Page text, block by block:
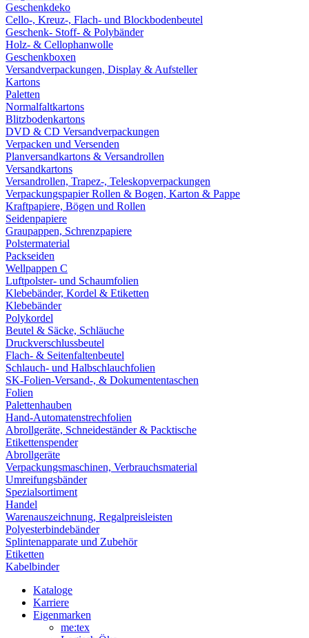
Geschenkdeko
Cello-, Kreuz-, Flach- und Blockbodenbeutel
Geschenk- Stoff- & Polybänder
Holz- & Cellophanwolle
Geschenkboxen
Versandverpackungen, Display & Aufsteller
Kartons
Paletten
Normalfaltkartons
Blitzbodenkartons
DVD & CD Versandverpackungen
Verpacken und Versenden
Planversandkartons & Versandrollen
Versandkartons
Versandrollen, Trapez-, Teleskopverpackungen
Verpackungspapier Rollen & Bogen, Karton & Pappe
Kraftpapiere, Bögen und Rollen
Seidenpapiere
Graupappen, Schrenzpapiere
Polstermaterial
Packseiden
Wellpappen C
Luftpolster- und Schaumfolien
Klebebänder, Kordel & Etiketten
Klebebänder
Polykordel
Beutel & Säcke, Schläuche
Druckverschlussbeutel
Flach- & Seitenfaltenbeutel
Schlauch- und Halbschlauchfolien
SK-Folien-Versand-, & Dokumententaschen
Folien
Palettenhauben
Hand-Automatenstrechfolien
Abrollgeräte, Schneideständer & Packtische
Etikettenspender
Abrollgeräte
Verpackungsmaschinen, Verbrauchsmaterial
Umreifungsbänder
Spezialsortiment
Handel
Warenauszeichnung, Regalpreisleisten
Polyesterbindebänder
Splintenapparate und Zubehör
Etiketten
Kabelbinder
Kataloge
Karriere
Eigenmarken
me:tex